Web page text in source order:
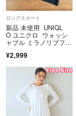
ロングスカート
新品 未使用 UNIQL
O ユニクロ ウォッシ
ャブル ミラノリブフレ
¥2,999